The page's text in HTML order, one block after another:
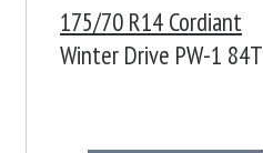
175/70 R14 Cordiant
Winter Drive PW-1 84T